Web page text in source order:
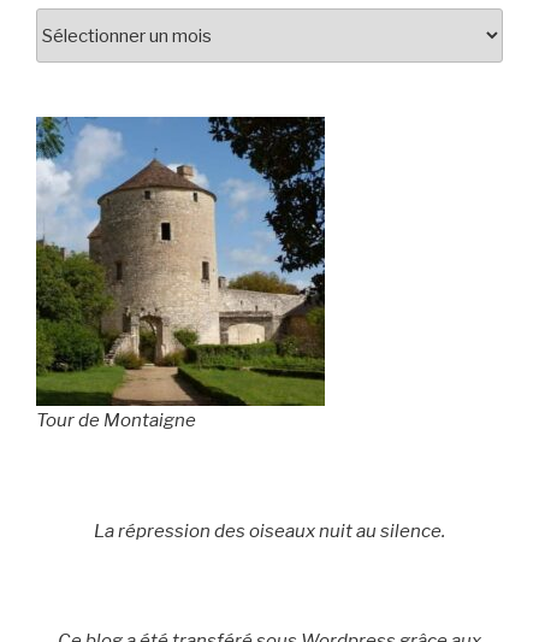
Tour de Montaigne
La répression des oiseaux nuit au silence.